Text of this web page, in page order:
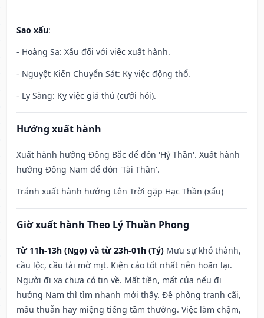
Sao xấu:
- Hoàng Sa: Xấu đối với việc xuất hành.
- Nguyệt Kiến Chuyển Sát: Kỵ việc động thổ.
- Ly Sàng: Kỵ việc giá thú (cưới hỏi).
Hướng xuất hành
Xuất hành hướng Đông Bắc để đón 'Hỷ Thần'. Xuất hành
hướng Đông Nam để đón 'Tài Thần'.
Tránh xuất hành hướng Lên Trời gặp Hạc Thần (xấu)
Giờ xuất hành Theo Lý Thuần Phong
Từ 11h-13h (Ngọ) và từ 23h-01h (Tý) Mưu sự khó thành,
cầu lộc, cầu tài mờ mịt. Kiện cáo tốt nhất nên hoãn lại.
Người đi xa chưa có tin về. Mất tiền, mất của nếu đi
hướng Nam thì tìm nhanh mới thấy. Đề phòng tranh cãi,
mâu thuẫn hay miệng tiếng tầm thường. Việc làm chậm,